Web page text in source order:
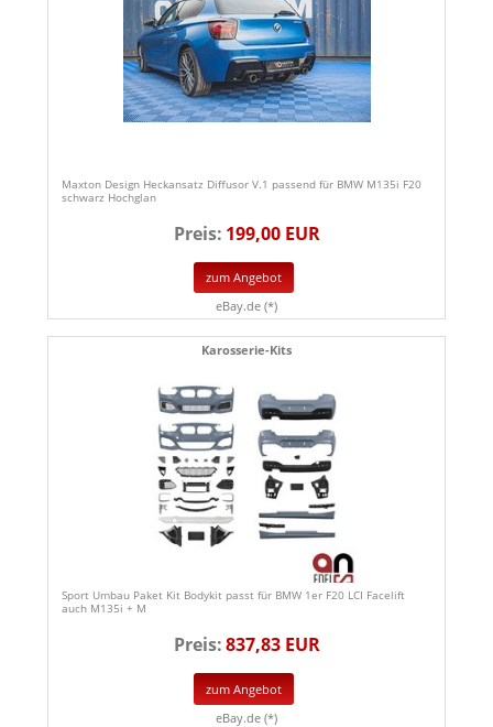
Maxton Design Heckansatz Diffusor V.1 passend für BMW M135i F20
schwarz Hochglan
Preis: 199,00 EUR
zum Angebot
eBay.de (*)
Karosserie-Kits
Sport Umbau Paket Kit Bodykit passt für BMW 1er F20 LCI Facelift
auch M135i + M
Preis:837,83 EUR
zum Angebot
eBay.de (*)